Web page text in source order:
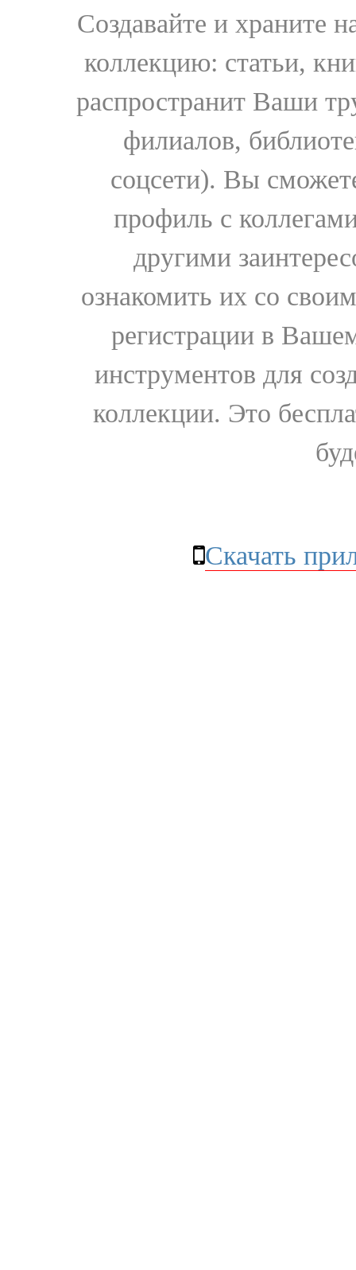
Создавайте и храните
коллекцию: статьи,
распространит Ваши
филиалов,
соцсети). Вы
профиль с
другими
ознакомить их со
регистрации в
инструментов для
коллекции. Это
Скачать